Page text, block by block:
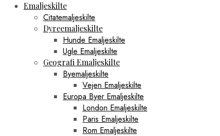
Emaljeskilte
Citatemaljeskilte
Dyreemaljeskilte
Hunde Emaljeskilte
Ugle Emaljeskilte
Geografi Emaljeskilte
Byemaljeskilte
Vejen Emaljeskilte
Europa Byer Emaljeskilte
London Emaljeskilte
Paris Emaljeskilte
Rom Emaljeskilte